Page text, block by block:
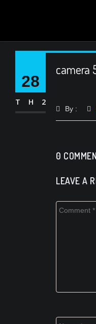
28
TH2
camera
By :
0
LEAVE A